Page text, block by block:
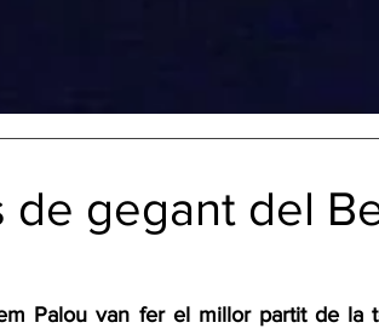
de gegant del
Palou van fer el millor partit de la